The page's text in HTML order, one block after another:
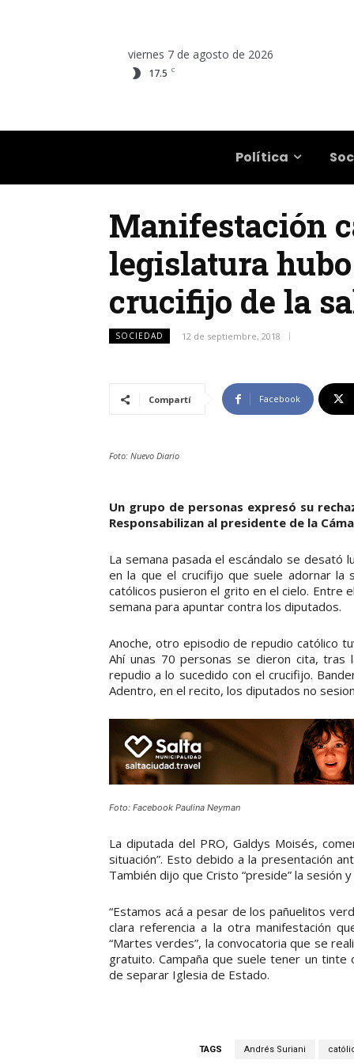
viernes 7 de agosto de 2026
17.5 C
Política
Manifestación
legislatura
crucifijo de la
SOCIEDAD 12 de septiembre, 2018
Compartí Facebook
Foto: Nuevo Diario
Un grupo de personas expresó su
Responsabilizan al presidente de la
La semana pasada el escándalo se desató
en la que el crucifijo que suele adornar la
católicos pusieron el grito en el cielo. Entre
semana para apuntar contra los diputados.
Anoche, otro episodio de repudio católico
Ahí unas 70 personas se dieron cita, tras
repudio a lo sucedido con el crucifijo.
Adentro, en el recito, los diputados no
Foto: Facebook Paulina Neyman
La diputada del PRO, Galdys Moisés,
situación”. Esto debido a la presentación
También dijo que Cristo “preside” la sesión
“Estamos acá a pesar de los pañuelitos
clara referencia a la otra manifestación
“Martes verdes”, la convocatoria que se
gratuito. Campaña que suele tener un
de separar Iglesia de Estado.
TAGS Andrés Suriani